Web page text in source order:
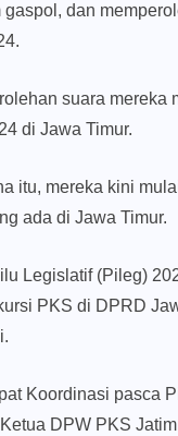
gaspol, dan
suara mereka
di Jawa Timur.
itu, mereka kini
ada di Jawa Timur.
Legislatif (Pileg)
PKS di DPRD
Koordinasi pasca
DPW PKS